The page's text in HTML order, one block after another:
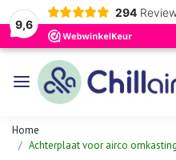
9,6
294
Home
Achterplaat voor airco